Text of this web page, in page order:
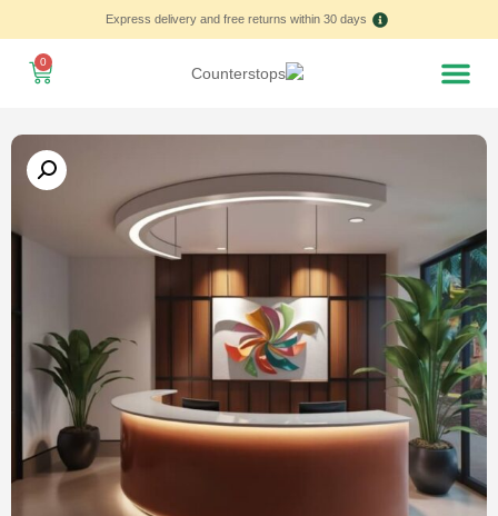
Express delivery and free returns within 30 days
0